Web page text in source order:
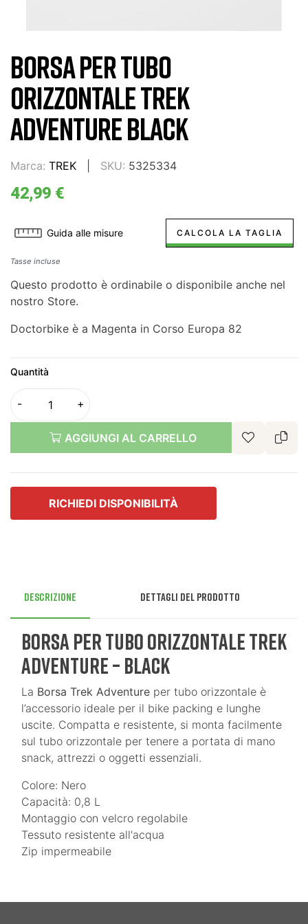
BORSA PER TUBO
ORIZZONTALE TREK
ADVENTURE BLACK
Marca: TREK SKU: 5325334
42,99 €
Guida alle misure CALCOLA LA TAGLIA
Tasse incluse
Questo prodotto è ordinabile o disponibile anche nel
nostro Store.
Doctorbike è a Magenta in Corso Europa 82
Quantità
AGGIUNGI AL CARRELLO
RICHIEDI DISPONIBILITÀ
Descrizione Dettagli del prodotto
Borsa per Tubo Orizzontale Trek
Adventure – Black
La Borsa Trek Adventure per tubo orizzontale è
l’accessorio ideale per il bike packing e lunghe
uscite. Compatta e resistente, si monta facilmente
sul tubo orizzontale per tenere a portata di mano
snack, attrezzi o oggetti essenziali.
Colore: Nero
Capacità: 0,8 L
Montaggio con velcro regolabile
Tessuto resistente all'acqua
Zip impermeabile